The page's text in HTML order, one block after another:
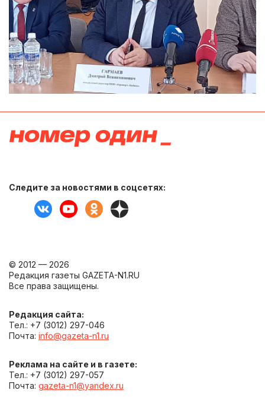
Следите за новостями в соцсетях:
© 2012 — 2026
Редакция газеты GAZETA-N1.RU
Все права защищены.
Редакция сайта:
Тел.: +7 (3012) 297-046
Почта: info@gazeta-n1.ru
Реклама на сайте и в газете:
Тел.: +7 (3012) 297-057
Почта: gazeta-n1@yandex.ru